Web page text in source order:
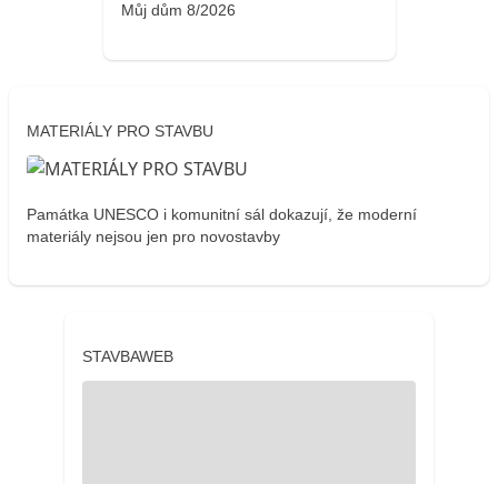
Můj dům 8/2026
MATERIÁLY PRO STAVBU
Památka UNESCO i komunitní sál dokazují, že moderní
materiály nejsou jen pro novostavby
STAVBAWEB